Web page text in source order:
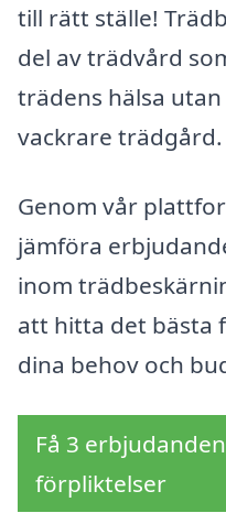
till rätt ställe!
del av trädvård
trädens hälsa
vackrare trädgård.
Genom vår
jämföra
inom
att hitta det bästa
dina behov och
Få 3
förpliktelser